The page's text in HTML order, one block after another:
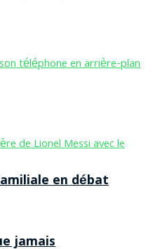
jamais
en débat